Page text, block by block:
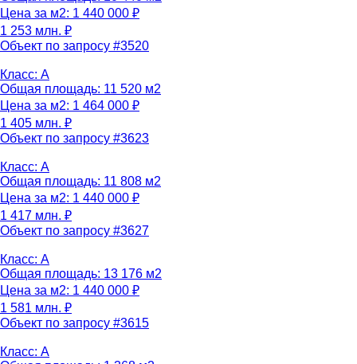
Цена за м2: 1 440 000 ₽
1 253 млн. ₽
Объект по запросу #3520
Класс: A
Общая площадь: 11 520 м2
Цена за м2: 1 464 000 ₽
1 405 млн. ₽
Объект по запросу #3623
Класс: A
Общая площадь: 11 808 м2
Цена за м2: 1 440 000 ₽
1 417 млн. ₽
Объект по запросу #3627
Класс: A
Общая площадь: 13 176 м2
Цена за м2: 1 440 000 ₽
1 581 млн. ₽
Объект по запросу #3615
Класс: A